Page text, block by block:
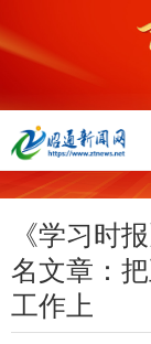
《学习时
名文章：
工作上